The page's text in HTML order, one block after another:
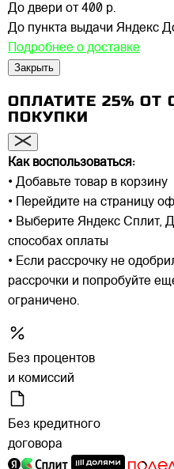
До двери от 400 р.
До пункта выдачи Яндекс
Подробнее о доставке
Закрыть
ОПЛАТИТЕ 25% ОТ
ПОКУПКИ
Как воспользоваться:
• Добавьте товар в корзину
• Перейдите на страницу
• Выберите Яндекс Сплит,
способах оплаты
• Если рассрочку не
рассрочки и попробуйте
ограничено.
Без процентов
и комиссий
Без кредитного
договора